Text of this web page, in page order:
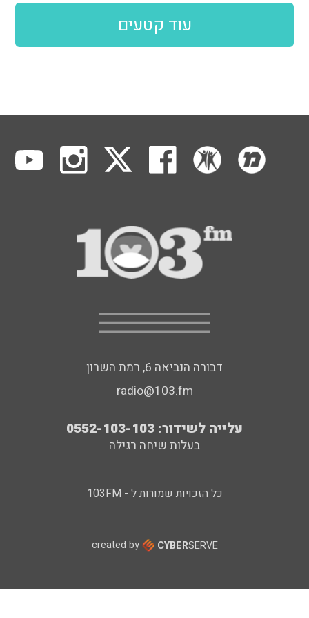
עוד קטעים
דבורה הנביאה 6, רמת השרון
radio@103.fm
עלייה לשידור: 0552-103-103
בעלות שיחה רגילה
כל הזכויות שמורות ל - 103FM
created by CYBERSERVE